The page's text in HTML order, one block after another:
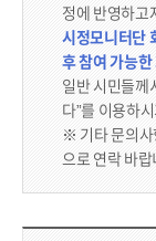
정에 반영하고
시정모니터단
후 참여 가능
일반 시민들께
다”를 이용하
※ 기타 문의
으로 연락 바